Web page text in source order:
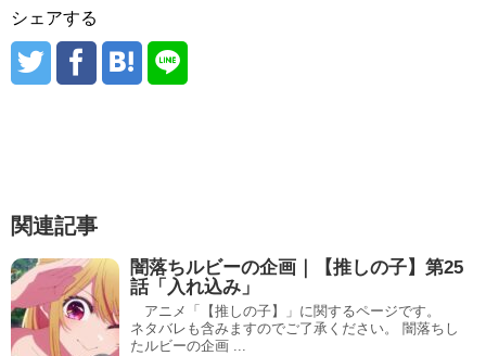
シェアする
関連記事
闇落ちルビーの企画｜【推しの子】第25
話「入れ込み」
アニメ「【推しの子】」に関するページです。
ネタバレも含みますのでご了承ください。 闇落ちし
たルビーの企画 ...